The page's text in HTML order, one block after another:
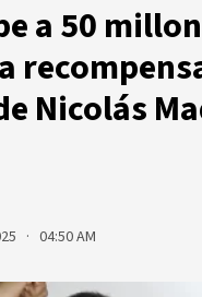
a 50
Nicolás
· 04:50 AM